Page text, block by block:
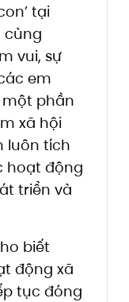
tại
cùng
vui, sự
em
phần
xã hội
luôn tích
hoạt động
triển và
biết
động xã
tục đóng